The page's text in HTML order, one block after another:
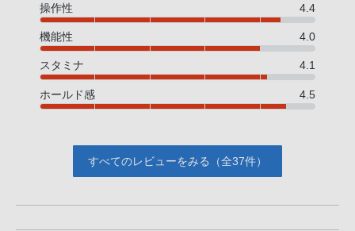
操作性 4.4
機能性 4.0
スタミナ 4.1
ホールド感 4.5
すべてのレビューをみる（全37件）